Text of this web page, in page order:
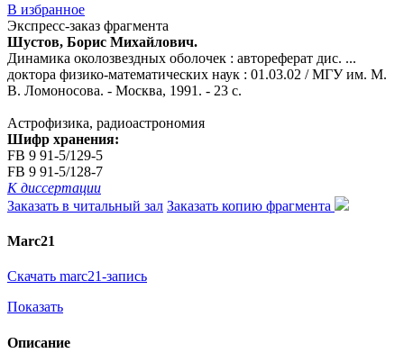
В избранное
Экспресс-заказ фрагмента
Шустов, Борис Михайлович.
Динамика околозвездных оболочек : автореферат дис. ...
доктора физико-математических наук : 01.03.02 / МГУ им. М.
В. Ломоносова. - Москва, 1991. - 23 с.
Астрофизика, радиоастрономия
Шифр хранения:
FB 9 91-5/129-5
FB 9 91-5/128-7
К диссертации
Заказать в читальный зал Заказать копию фрагмента
Marc21
Скачать marc21-запись
Показать
Описание